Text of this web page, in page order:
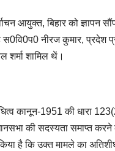
आयुक्त, बिहार को ज्ञापन
नीरज कुमार, प्रदेश
शर्मा शामिल थें।
कानून-1951 की धारा
की सदस्यता समाप्त करने
है कि उक्त मामले का